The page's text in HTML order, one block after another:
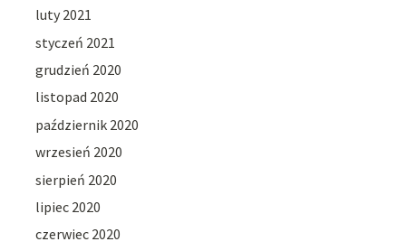
luty 2021
styczeń 2021
grudzień 2020
listopad 2020
październik 2020
wrzesień 2020
sierpień 2020
lipiec 2020
czerwiec 2020